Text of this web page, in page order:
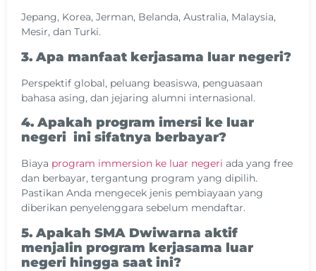
Jepang, Korea, Jerman, Belanda, Australia, Malaysia,
Mesir, dan Turki.
3. Apa manfaat kerjasama luar negeri?
Perspektif global, peluang beasiswa, penguasaan
bahasa asing, dan jejaring alumni internasional.
4. Apakah program imersi ke luar
negeri ini sifatnya berbayar?
Biaya program immersion ke luar negeri ada yang free
dan berbayar, tergantung program yang dipilih.
Pastikan Anda mengecek jenis pembiayaan yang
diberikan penyelenggara sebelum mendaftar.
5. Apakah SMA Dwiwarna aktif
menjalin program kerjasama luar
negeri hingga saat ini?